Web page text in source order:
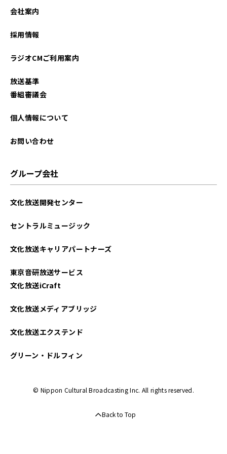
会社案内
採用情報
ラジオCMご利用案内
放送基準
番組審議会
個人情報について
お問い合わせ
グループ会社
文化放送開発センター
セントラルミュージック
文化放送キャリアパートナーズ
東京音研放送サービス
文化放送iCraft
文化放送メディアブリッジ
文化放送エクステンド
グリーン・ドルフィン
© Nippon Cultural Broadcasting Inc. All rights reserved.
Back to Top